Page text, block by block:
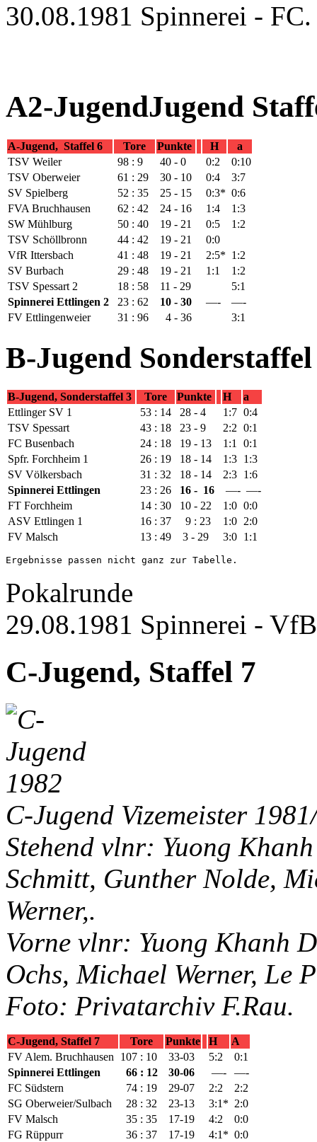
30.08.1981 Spinnerei -
A2-JugendJugend
A-Jugend, Staffel 6 Tore Punkte H
a
TSV Weiler
98 : 9 40 - 0 0:2
0:10
TSV Oberweier
61 : 29 30 - 10 0:4
3:7
SV Spielberg
52 : 35 25 - 15 0:3* 0:6
FVA Bruchhausen
62 : 42 24 - 16 1:4
1:3
SW Mühlburg
50 : 40 19 - 21 0:5
1:2
TSV Schöllbronn
44 : 42 19 - 21
0:0
VfR Ittersbach
41 : 48 19 - 21 2:5* 1:2
SV Burbach
29 : 48 19 - 21 1:1
1:2
TSV Spessart 2
18 : 58 11 - 29
5:1
Spinnerei Ettlingen 2
23 : 62 10 - 30 —-
—-
FV Ettlingenweier
31 : 96 4 - 36 3:1
B-Jugend
B-Jugend, Sonderstaffel 3 Tore Punkte H
a
Ettlinger SV 1
53 : 14 28 - 4 1:7 0:4
TSV Spessart
43 : 18 23 - 9 2:2 0:1
FC Busenbach
24 : 18 19 - 13 1:1 0:1
Spfr. Forchheim 1
26 : 19 18 - 14 1:3 1:3
SV Völkersbach
31 : 32 18 - 14 2:3 1:6
Spinnerei Ettlingen
23 : 26 16 - 16 —- —-
FT Forchheim
14 : 30 10 - 22 1:0 0:0
ASV Ettlingen 1
16 : 37 9 : 23 1:0 2:0
FV Malsch
13 : 49 3 - 29 3:0 1:1
Ergebnisse passen nicht ganz zur Tabelle.
Pokalrunde
29.08.1981 Spinnerei -
C-Jugend, Staffel 7
C-Jugend Vizemeister
Stehend vlnr: Yuong
Schmitt, Gunther Nolde,
Werner,.
Vorne vlnr: Yuong Khanh
Ochs, Michael Werner, Le
Foto: Privatarchiv F.Rau.
C-Jugend, Staffel 7 Tore Punkte H
A
FV Alem. Bruchhausen
107 : 10 33-03 5:2
0:1
Spinnerei Ettlingen
66 : 12 30-06 —-
—-
FC Südstern
74 : 19 29-07 2:2
2:2
SG Oberweier/Sulbach
28 : 32 23-13 3:1* 2:0
FV Malsch
35 : 35 17-19 4:2
0:0
FG Rüppurr 36 : 37 17-19 4:1* 0:0